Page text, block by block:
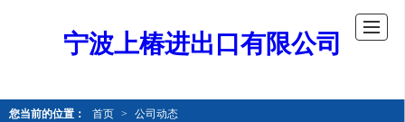
宁波上椿进出口有限公司
您当前的位置： 首页 > 公司动态